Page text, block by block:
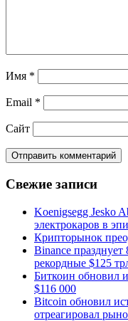
Имя *
Email *
Сайт
Свежие записи
Koenigsegg Jesko
электрокаров в
Крипторынок
Binance празднует
рекордные $125
Биткоин обновил
$116 000
Bitcoin обновил
отреагировал